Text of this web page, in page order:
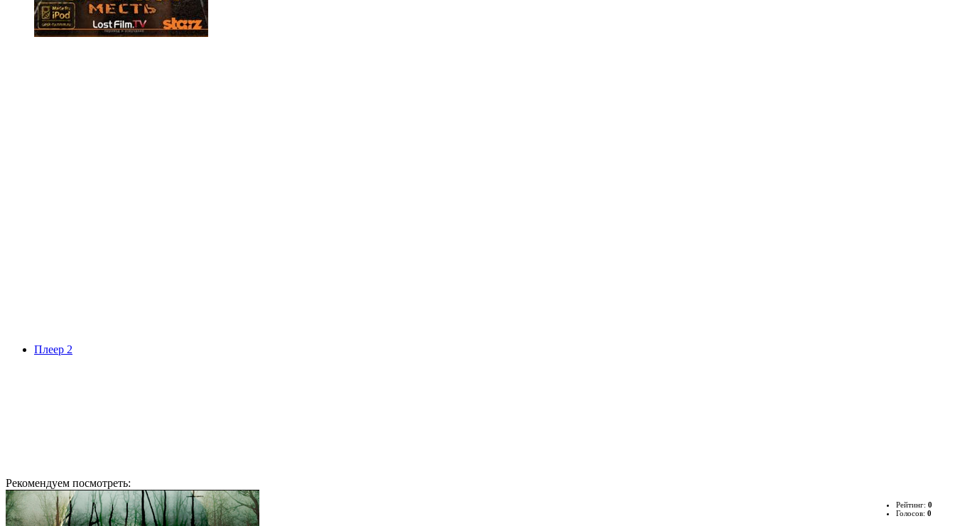
Плеер 2
Рекомендуем посмотреть:
Рейтинг: 0
Голосов: 0